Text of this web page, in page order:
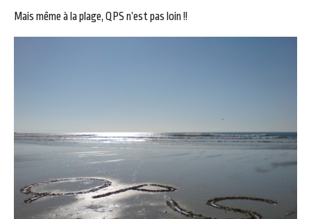
Mais même à la plage, QPS n’est pas loin !!